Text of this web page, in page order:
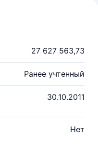
27 627 563,73
Ранее учтенный
30.10.2011
Нет